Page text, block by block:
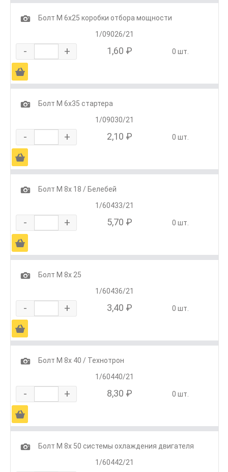
1
Болт М 6х25 коробки отбора мощности
1/09026/21
- + 1,60 ₽ 0 шт.
Ä
1
Болт М 6х35 стартера
1/09030/21
- + 2,10 ₽ 0 шт.
Ä
1
Болт М 8х 18 / Белебей
1/60433/21
- + 5,70 ₽ 0 шт.
Ä
1
Болт М 8х 25
1/60436/21
- + 3,40 ₽ 0 шт.
Ä
1
Болт М 8х 40 / Технотрон
1/60440/21
- + 8,30 ₽ 0 шт.
Ä
1
Болт М 8х 50 системы охлаждения двигателя
1/60442/21